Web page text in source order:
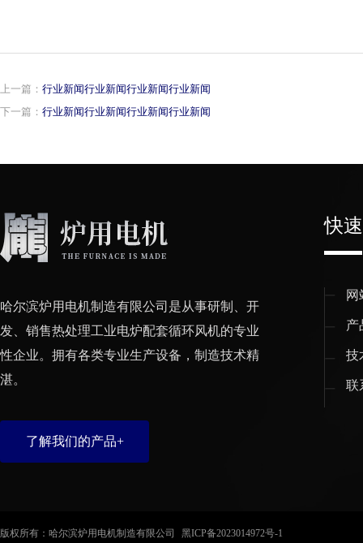
上一篇： 行业新闻行业新闻行业新闻行业新闻
下一篇： 行业新闻行业新闻行业新闻行业新闻
哈尔滨炉用电机制造有限公司是从事研制、开
发、销售热处理工业电炉配套循环风机的专业
性企业。拥有各类专业生产设备，制造技术精
湛。
了解我们的产品+
快
网
产
技
联
版权所有：哈尔滨炉用电机制造有限公司 黑ICP备2023014972号-1